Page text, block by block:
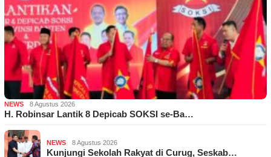
NEWS 8 Agustus 2026
H. Robinsar Lantik 8 Depicab SOKSI se-Ba…
NEWS 8 Agustus 2026
Kunjungi Sekolah Rakyat di Curug, Seskab…